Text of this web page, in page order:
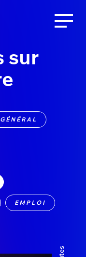
sur
GÉNÉRAL
EMPLOI